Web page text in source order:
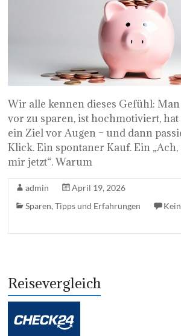
Wir alle kennen dieses Gefühl:
vor zu sparen, ist hochmotiviert,
ein Ziel vor Augen – und dann
Klick. Ein spontaner Kauf. Ein „Ach,
mir jetzt“. Warum
admin
April 19, 2026
Sparen,Tipps und Erfahrungen
Reisevergleich